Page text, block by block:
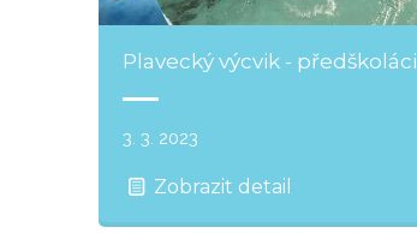
Plavecký výcvik - předškoláci
3. 3. 2023
Zobrazit detail